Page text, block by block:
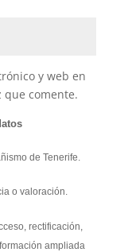
y web en
que comente.
de Tenerife.
o valoración.
rectificación,
ampliada